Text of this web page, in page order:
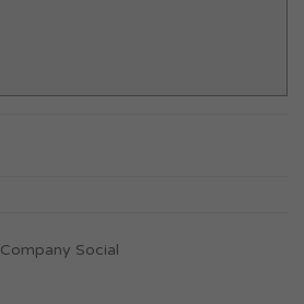
Company Social